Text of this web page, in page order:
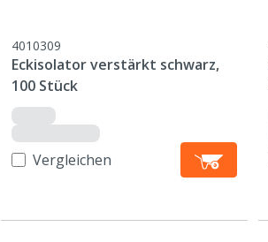
4010309
Eckisolator verstärkt schwarz,
100 Stück
Vergleichen